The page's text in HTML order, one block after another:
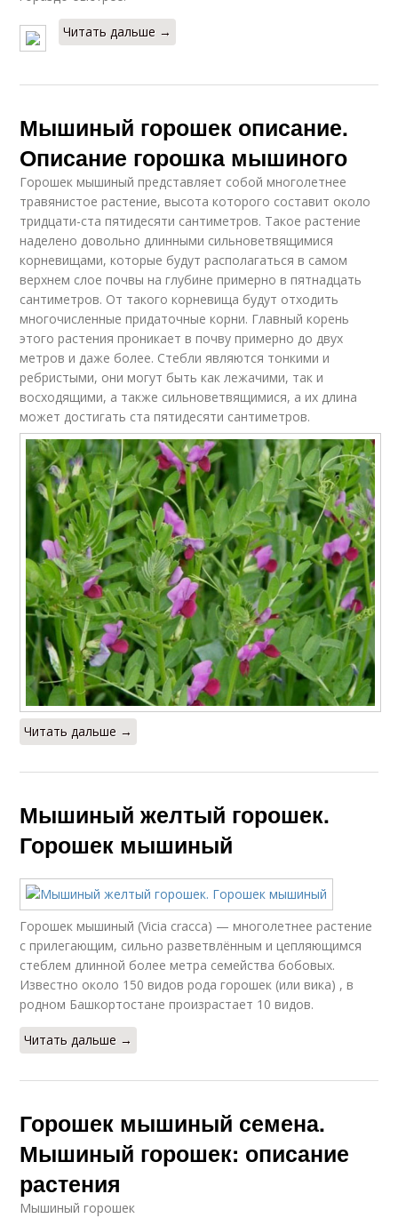
Читать дальше →
Мышиный горошек описание.
Описание горошка мышиного
Горошек мышиный представляет собой многолетнее
травянистое растение, высота которого составит около
тридцати-ста пятидесяти сантиметров. Такое растение
наделено довольно длинными сильноветвящимися
корневищами, которые будут располагаться в самом
верхнем слое почвы на глубине примерно в пятнадцать
сантиметров. От такого корневища будут отходить
многочисленные придаточные корни. Главный корень
этого растения проникает в почву примерно до двух
метров и даже более. Стебли являются тонкими и
ребристыми, они могут быть как лежачими, так и
восходящими, а также сильноветвящимися, а их длина
может достигать ста пятидесяти сантиметров.
Читать дальше →
Мышиный желтый горошек.
Горошек мышиный
Горошек мышиный (Vicia cracca) — многолетнее растение
с прилегающим, сильно разветвлённым и цепляющимся
стеблем длинной более метра семейства бобовых.
Известно около 150 видов рода горошек (или вика) , в
родном Башкортостане произрастает 10 видов.
Читать дальше →
Горошек мышиный семена.
Мышиный горошек: описание
растения
Мышиный горошек